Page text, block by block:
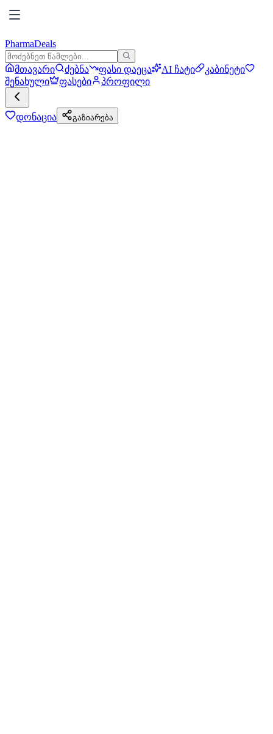
PharmaDeals
მთავარი ძებნა ფასი დაეცა AI ჩატი
კაბინეტი
შენახული
ფასები პროფილი
დონაცია გაზიარება